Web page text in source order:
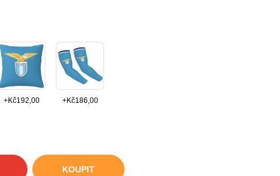
+Kč192,00 +Kč186,00
KOUPIT